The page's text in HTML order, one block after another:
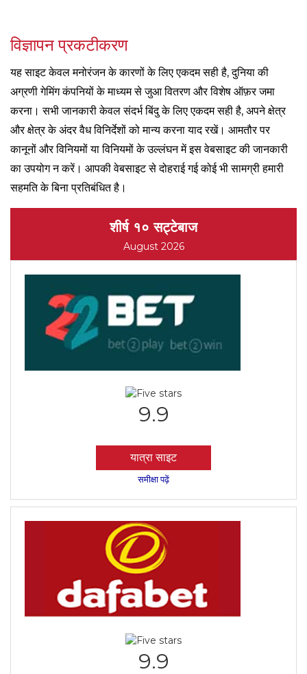
विज्ञापन प्रकटीकरण
यह साइट केवल मनोरंजन के कारणों के लिए एकदम सही है, दुनिया की
अग्रणी गेमिंग कंपनियों के माध्यम से जुआ वितरण और विशेष ऑफ़र जमा
करना। सभी जानकारी केवल संदर्भ बिंदु के लिए एकदम सही है, अपने क्षेत्र
और क्षेत्र के अंदर वैध विनिर्देशों को मान्य करना याद रखें। आमतौर पर
कानूनों और विनियमों या विनियमों के उल्लंघन में इस वेबसाइट की जानकारी
का उपयोग न करें। आपकी वेबसाइट से दोहराई गई कोई भी सामग्री हमारी
सहमति के बिना प्रतिबंधित है।
शीर्ष १० सट्टेबाज
August 2026
9.9
यात्रा साइट
समीक्षा पढ़ें
9.9